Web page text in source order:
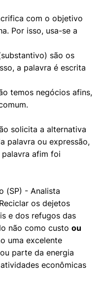
com o objetivo
Por isso, usa-se a
são os
a palavra é escrita
temos negócios afins,
solicita a alternativa
palavra ou expressão,
palavra afim foi
(SP) - Analista
os dejetos
e dos refugos das
não como custo ou
uma excelente
parte da energia
econômicas